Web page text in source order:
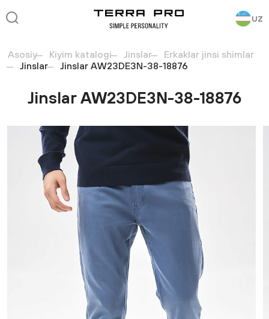
UZ
Asosiy Kiyim katalogi Jinslar
Erkaklar jinsi shimlar
Jinslar
Jinslar AW23DE3N-38-18876
Jinslar AW23DE3N-38-18876